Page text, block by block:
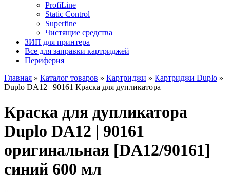
ProfiLine
Static Control
Superfine
Чистящие средства
ЗИП для принтера
Все для заправки картриджей
Периферия
Главная » Каталог товаров » Картриджи » Картриджи Duplo »
Duplo DA12 | 90161 Краска для дупликатора
Краска для дупликатора
Duplo DA12 | 90161
оригинальная [DA12/90161]
синий 600 мл